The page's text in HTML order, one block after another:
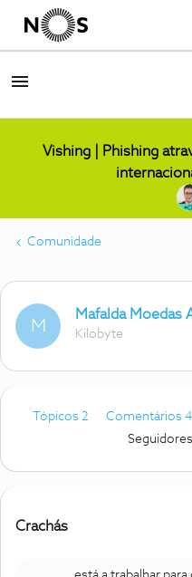
Vishing | Phishing
Comunidade
M
Mafalda Moedas
Kilobyte
Tópicos 2 Comentários 4
Seguidores
Crachás